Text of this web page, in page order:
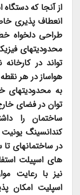
از آنجا که
انعطاف پذیری
طراحی دلخواه
محدودیتهای
تواند در
هواساز در هر
به محدودیتهای
توان در فضای
ساختمان را
کندانسینگ
در ساختمانهای
های اسپیلت
نیز با رعایت
اسپلیت امکان